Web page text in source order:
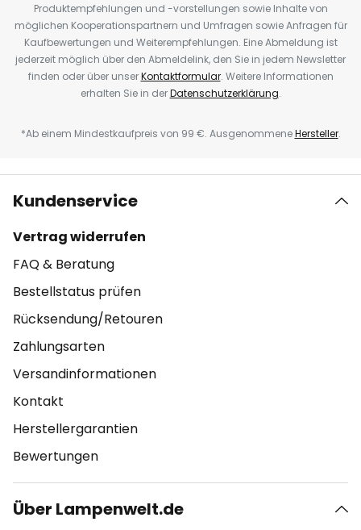
Produktempfehlungen und -vorstellungen sowie Inhalte von
möglichen Kooperationspartnern und Umfragen sowie Anfragen für
Kaufbewertungen und Weiterempfehlungen. Eine Abmeldung ist
jederzeit möglich über den Abmeldelink, den Sie in jedem Newsletter
finden oder über unserKontaktformular. Weitere Informationen
erhalten Sie in derDatenschutzerklärung.
*Ab einem Mindestkaufpreis von 99 €. AusgenommeneHersteller.
Kundenservice
Vertrag widerrufen
FAQ & Beratung
Bestellstatus prüfen
Rücksendung/Retouren
Zahlungsarten
Versandinformationen
Kontakt
Herstellergarantien
Bewertungen
Über Lampenwelt.de